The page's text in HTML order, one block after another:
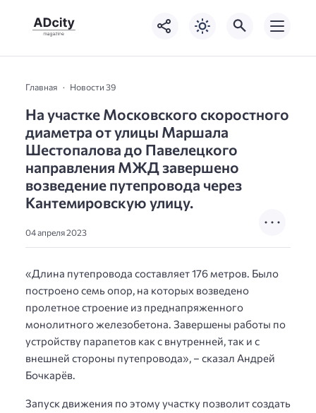
Главная Новости 39
На участке Московского скоростного
диаметра от улицы Маршала
Шестопалова до Павелецкого
направления МЖД завершено
возведение путепровода через
Кантемировскую улицу.
04 апреля 2023
«Длина путепровода составляет 176 метров. Было
построено семь опор, на которых возведено
пролетное строение из преднапряженного
монолитного железобетона. Завершены работы по
устройству парапетов как с внутренней, так и с
внешней стороны путепровода», – сказал Андрей
Бочкарёв.
Запуск движения по этому участку позволит создать